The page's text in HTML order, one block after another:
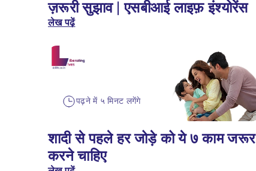
ज़रूरी सुझाव | एसबीआई लाइफ़ इंश्योरेंस
लेख पढ़ें
पढ़ने में ५ मिनट लगेंगे
शादी से पहले हर जोड़े को ये ७ काम जरूर
करने चाहिए